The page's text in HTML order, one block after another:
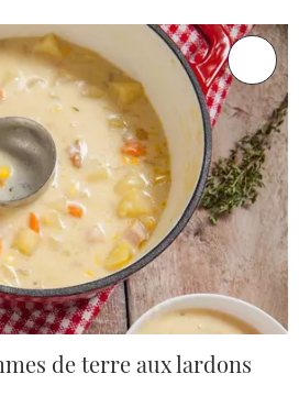
de terre aux lardons